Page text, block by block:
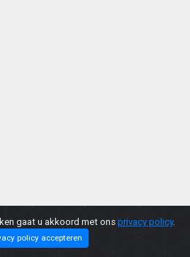
© 2026 |Privacy Policy
gaat u akkoord met ons privacy policy.
policy accepteren